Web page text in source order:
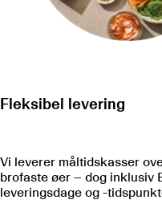
Fleksibel levering
Vi leverer måltidskasser
brofaste øer – dog inklusiv
leveringsdage og -